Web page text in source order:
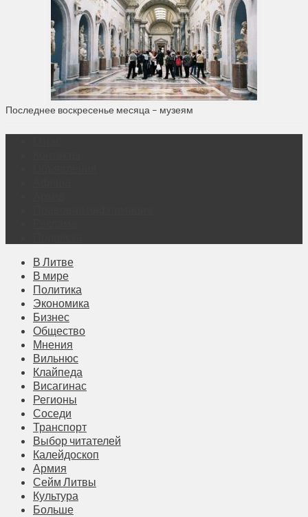
Последнее воскресенье месяца – музеям
В Литве
В мире
Политика
Экономика
Бизнес
Общество
Мнения
Вильнюс
Клайпеда
Висагинас
Регионы
Соседи
Транспорт
Выбор читателей
Калейдоскоп
Армия
Сейм Литвы
Культура
Больше